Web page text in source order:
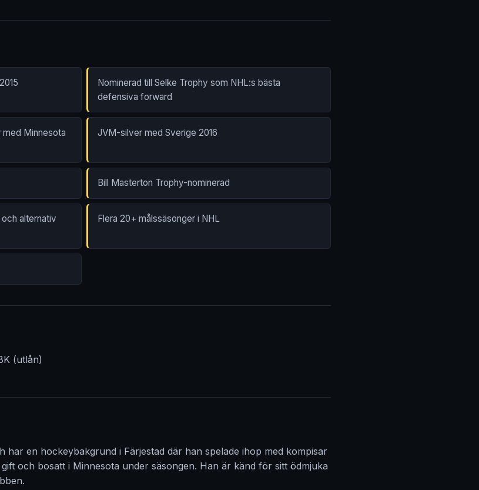
Nominerad till Selke Trophy som NHL:s bästa
defensiva forward
med Minnesota
JVM-silver med Sverige 2016
Bill Masterton Trophy-nominerad
alternativ
Flera 20+ målssäsonger i NHL
(utlån)
har en hockeybakgrund i Färjestad där han spelade ihop med kompisar
och bosatt i Minnesota under säsongen. Han är känd för sitt ödmjuka